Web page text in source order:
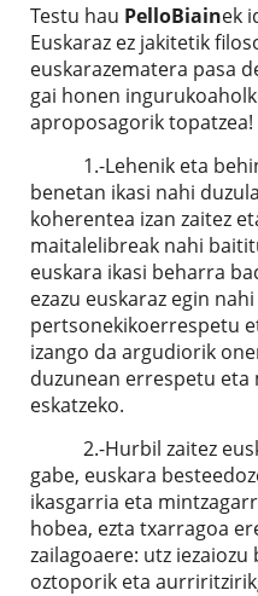
Testu hau PelloBiainek
Euskaraz ez jakitetik
euskarazematera pasa
gai honen
aproposagorik topatzea!
1.-Lehenik eta behin,
benetan ikasi nahi
koherentea izan zaitez
maitalelibreak nahi
euskara ikasi beharra
ezazu euskaraz egin
pertsonekikoerrespetu
izango da argudiorik
duzunean errespetu
eskatzeko.
2.-Hurbil zaitez
gabe, euskara
ikasgarria eta
hobea, ezta txarragoa
zailagoaere: utz
oztoporik eta